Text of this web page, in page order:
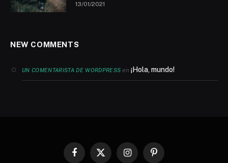
13/01/2021
NEW COMMENTS
UN COMENTARISTA DE WORDPRESS en¡Hola, mundo!
Facebook
X
InstagramPinterest